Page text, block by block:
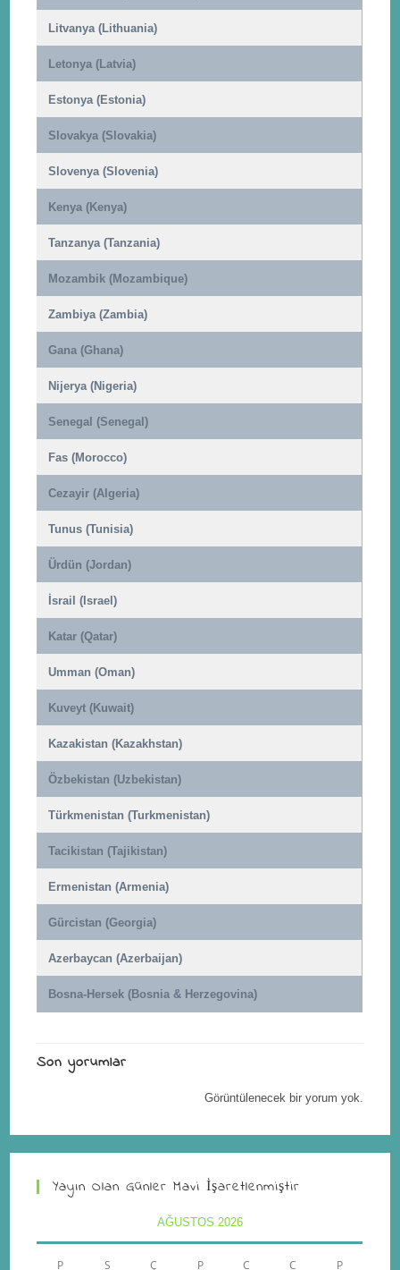
Litvanya (Lithuania)
Letonya (Latvia)
Estonya (Estonia)
Slovakya (Slovakia)
Slovenya (Slovenia)
Kenya (Kenya)
Tanzanya (Tanzania)
Mozambik (Mozambique)
Zambiya (Zambia)
Gana (Ghana)
Nijerya (Nigeria)
Senegal (Senegal)
Fas (Morocco)
Cezayir (Algeria)
Tunus (Tunisia)
Ürdün (Jordan)
İsrail (Israel)
Katar (Qatar)
Umman (Oman)
Kuveyt (Kuwait)
Kazakistan (Kazakhstan)
Özbekistan (Uzbekistan)
Türkmenistan (Turkmenistan)
Tacikistan (Tajikistan)
Ermenistan (Armenia)
Gürcistan (Georgia)
Azerbaycan (Azerbaijan)
Bosna-Hersek (Bosnia & Herzegovina)
Son yorumlar
Görüntülenecek bir yorum yok.
Yayın Olan Günler Mavi İşaretlenmiştir
AĞUSTOS 2026
P S Ç P C C P